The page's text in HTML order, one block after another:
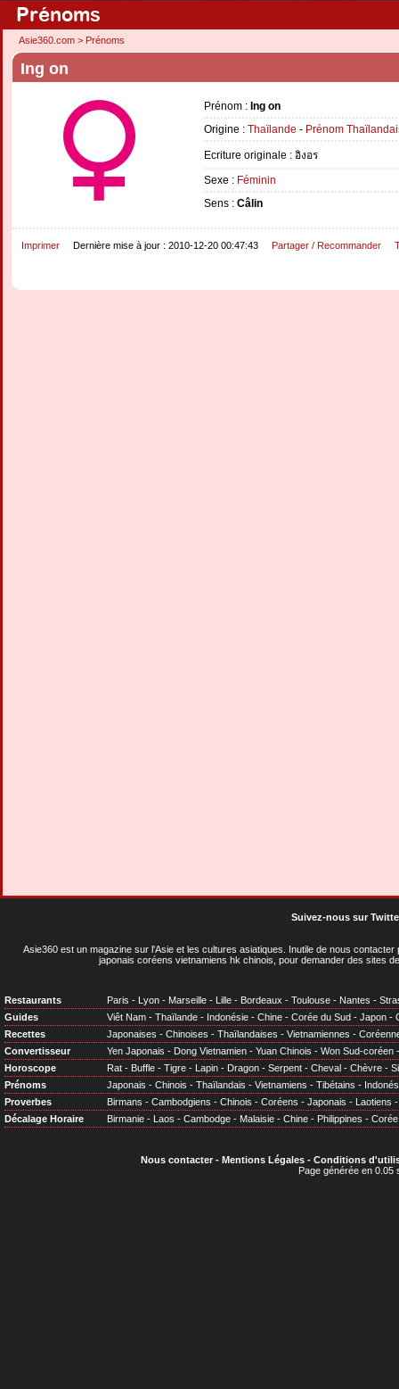
Prénoms
Asie360.com > Prénoms
Ing on
Prénom : Ing on
Origine : Thaïlande - Prénom
Ecriture originale : อิงอร
Sexe : Féminin
Sens : Câlin
Imprimer Dernière mise à jour : 2010-12-20 00:47:43 Partager / Recommander
Suivez-nous sur
Asie360 est un magazine sur l'Asie et les cultures asiatiques . Inutile de nous
japonais coréens vietnamiens hk chinois, pour demander des sites
Restaurants Paris - Lyon - Marseille - Lille - Bordeaux - Toulouse - Nantes -
Guides
Viêt Nam - Thaïlande - Indonésie - Chine - Corée du Sud - Japon -
Recettes
Japonaises - Chinoises - Thaïlandaises - Vietnamiennes -
Convertisseur
Yen Japonais - Dong Vietnamien - Yuan Chinois - Won Sud-coréen
Horoscope
Rat - Buffle - Tigre - Lapin - Dragon - Serpent - Cheval - Chèvre -
Prénoms
Japonais - Chinois - Thaïlandais - Vietnamiens - Tibétains -
Proverbes
Birmans - Cambodgiens - Chinois - Coréens - Japonais - Laotiens
Décalage Horaire
Birmanie - Laos - Cambodge - Malaisie - Chine - Philippines - Corée
Nous contacter- Mentions Légales- Conditions
Page générée en